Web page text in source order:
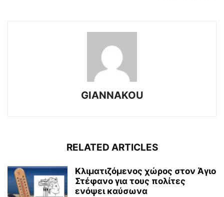
GIANNAKOU
RELATED ARTICLES
Κλιματιζόμενος χώρος στον Άγιο
Στέφανο για τους πολίτες
ενόψει καύσωνα